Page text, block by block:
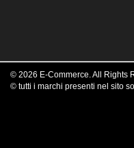
© 2026 E-Commerce. All Rights
© tutti i marchi presenti nel sito